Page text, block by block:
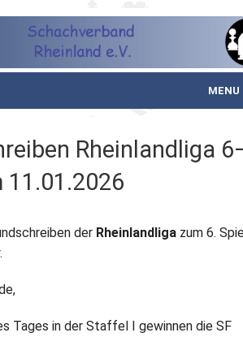
MENU
Rheinlandliga
der Rheinlandliga zum 6.
Tages in der Staffel I gewinnen die SF